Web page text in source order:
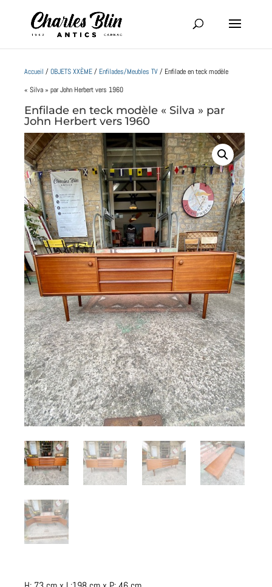
Accueil /OBJETS XXÈME/ Enfilades/Meubles TV/ Enfilade en teck modèle
« Silva » par John Herbert vers 1960
Enfilade en teck modèle « Silva » par
John Herbert vers 1960